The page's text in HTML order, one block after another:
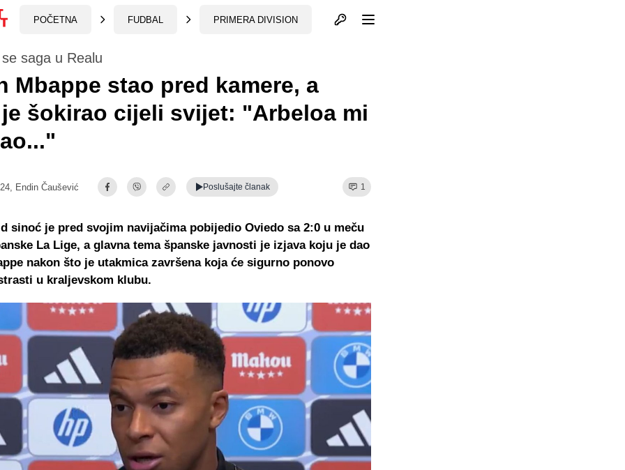
POČETNA FUDBAL PRIMERA DIVISION Otvori profil
saga u Realu
Mbappe stao pred kamere, a
šokirao cijeli svijet: "Arbeloa mi
Endin Čaušević Poslušajte članak 1
sinoć je pred svojim navijačima pobijedio Oviedo sa 2:0 u meču
La Lige, a glavna tema španske javnosti je izjava koju je dao
nakon što je utakmica završena koja će sigurno ponovo
u kraljevskom klubu.